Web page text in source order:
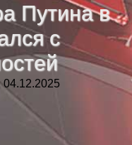
Путина в
с
04.12.2025